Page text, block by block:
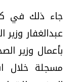
جاء ذلك في
عبدالغفار وزير
بأعمال وزير
مسجلة خلال